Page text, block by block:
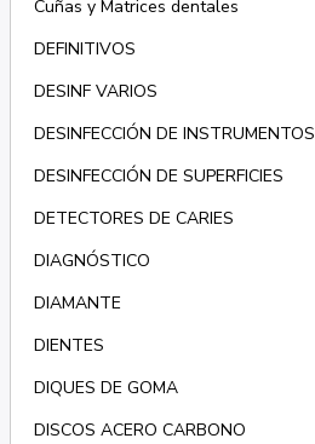
Cuñas y Matrices dentales
DEFINITIVOS
DESINF VARIOS
DESINFECCIÓN DE INSTRUMENTOS
DESINFECCIÓN DE SUPERFICIES
DETECTORES DE CARIES
DIAGNÓSTICO
DIAMANTE
DIENTES
DIQUES DE GOMA
DISCOS ACERO CARBONO